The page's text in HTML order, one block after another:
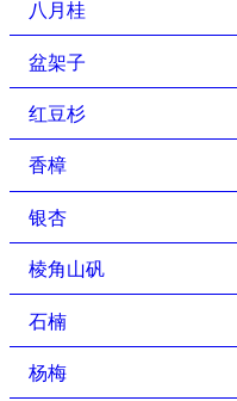
八月桂
盆架子
红豆杉
香樟
银杏
棱角山矾
石楠
杨梅